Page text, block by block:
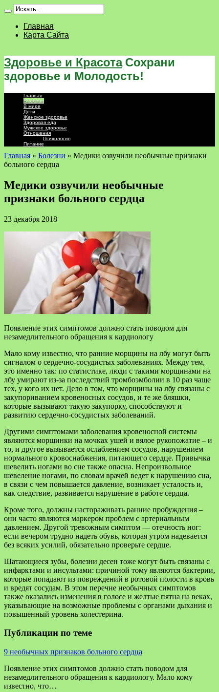
Главная
Карта Сайта
Здоровье и Красота Сохрани
здоровье и Молодость!
Главная
Болезни
В мире
Дети
Женское здоровье
Здоровая еда
Мужское здоровье
Отношения
Психология
Питание
Главная » Болезни » Медики озвучили необычные признаки
больного сердца
Медики озвучили необычные
признаки больного сердца
23 декабря 2018
Появление этих симптомов должно стать поводом для
незамедлительного обращения к кардиологу
Мало кому известно, что ранние морщины на лбу могут быть
сигналом о сердечно-сосудистых заболеваниях. Между тем,
это именно так: по статистике, люди с такими морщинами на
лбу умирают из-за последствий тромбоэмболии в 10 раз чаще
тех, у кого их нет. Дело в том, что морщины на лбу связаны с
закупориванием кровеносных сосудов, и те же бляшки,
которые вызывают такую закупорку, способствуют и
развитию сердечно-сосудистых заболеваний.
Другими симптомами заболевания кровеносной системы
являются морщинки на мочках ушей и вялое рукопожатие – и
то, и другое вызывается ослаблением сосудов, нарушением
нормального кровоснабжения, питающего сердце. Привычка
шевелить ногами во сне также опасна. Непроизвольное
шевеление ногами, по словам врачей ведет к нарушению сна,
в связи с чем повышается давление, возникает усталость и,
как следствие, развивается нарушение в работе сердца.
Кроме того, должны настораживать ранние пробуждения –
они часто являются маркером проблем с артериальным
давлением. Другой тревожным симптом — отечность ног:
если вечером трудно надеть обувь, которая утром надевается
без всяких усилий, обязательно проверьте сердце.
Шатающиеся зубы, болезни десен тоже могут быть связаны с
инфарктами и инсультами: причиной тому являются бактерии,
которые попадают из повреждений в ротовой полости в кровь
и вредят сосудам. В этом перечне необычных симптомов
также оказались изменения в голосе и желтые пятна на веках,
указывающие на возможные проблемы с органами дыхания и
повышенный уровень холестерина.
Публикации по теме
9 необычных признаков больного сердца
Появление этих симптомов должно стать поводом для
незамедлительного обращения к кардиологу. Мало кому
известно, что…